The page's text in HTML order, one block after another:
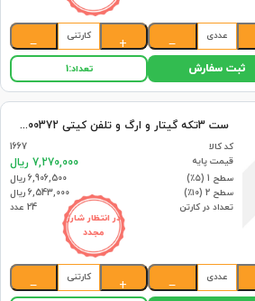
عددی
−
+
کارتنی
−
ثبت سفارش تعداد:1
در انتظار شارژ
مجدد
ست 3تکه گیتار و ارگ و تلفن کیتی 300372 اسپادان (24)
کد کالا
1667
قیمت پایه
7,270,000 ریال
سطح 1 (۵٪)
6,906,500 ریال
سطح 2 (۱۰٪)
6,543,000 ریال
تعداد در کارتن
24 عدد
عددی
−
+
کارتنی
−